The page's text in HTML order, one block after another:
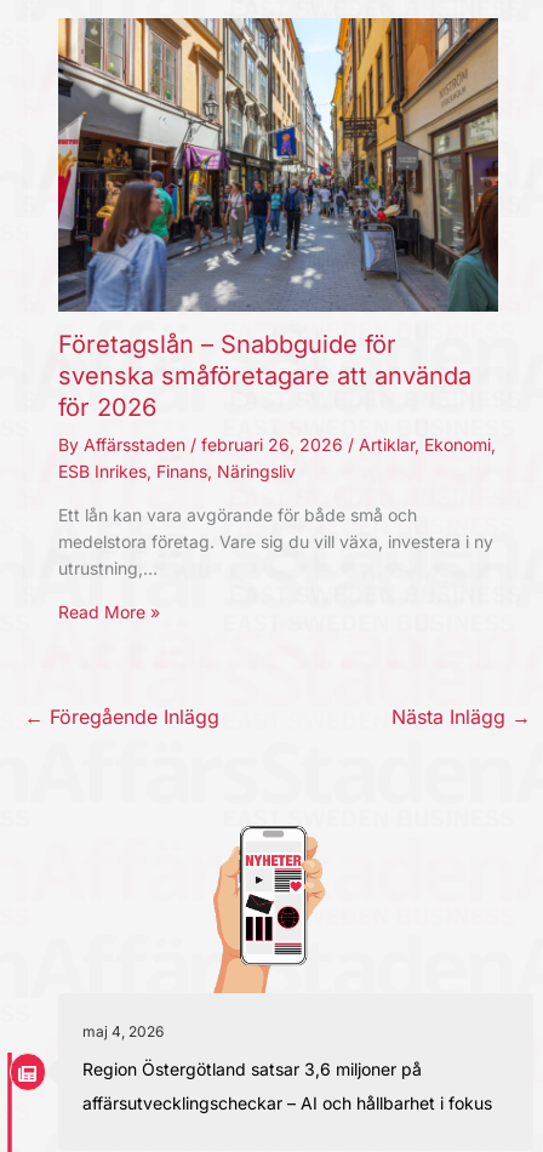
Företagslån – Snabbguide för
svenska småföretagare att använda
för 2026
By Affärsstaden / februari 26, 2026 / Artiklar, Ekonomi,
ESB Inrikes, Finans, Näringsliv
Ett lån kan vara avgörande för både små och
medelstora företag. Vare sig du vill växa, investera i ny
utrustning,…
Read More »
← Föregående Inlägg Nästa Inlägg →
maj 4, 2026
Region Östergötland satsar 3,6 miljoner på
affärsutvecklingscheckar – AI och hållbarhet i fokus